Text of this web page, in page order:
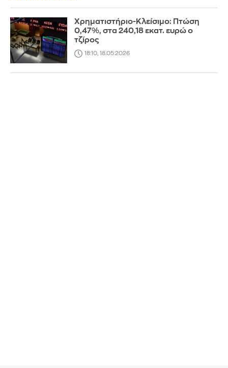
Χρηματιστήριο-Κλείσιμο: Πτώση
0,47%, στα 240,18 εκατ. ευρώ ο
τζίρος
18:10, 18.05.2026